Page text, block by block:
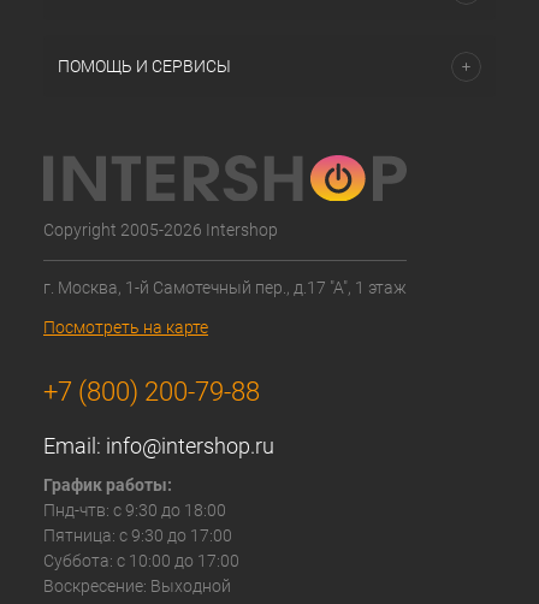
ПОМОЩЬ И СЕРВИСЫ
Copyright 2005-2026 Intershop
г. Москва, 1-й Самотечный пер., д.17 "А", 1 этаж
Посмотреть на карте
+7 (800) 200-79-88
Email: info@intershop.ru
График работы:
Пнд-чтв: с 9:30 до 18:00
Пятница: с 9:30 до 17:00
Суббота: с 10:00 до 17:00
Воскресение: Выходной